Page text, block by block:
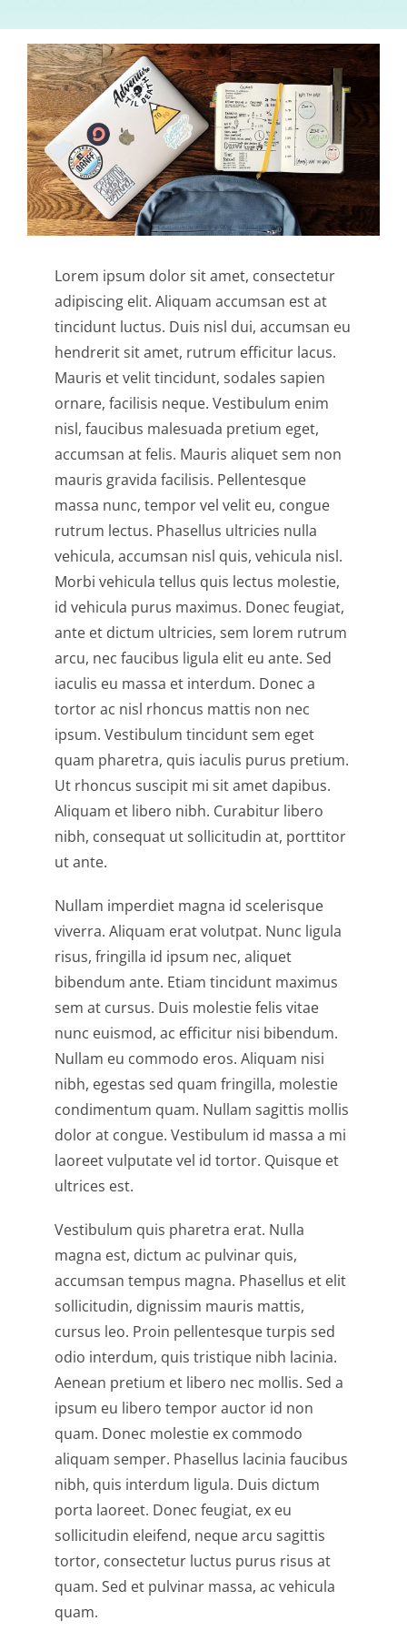
Lorem ipsum dolor sit amet, consectetur
adipiscing elit. Aliquam accumsan est at
tincidunt luctus. Duis nisl dui, accumsan eu
hendrerit sit amet, rutrum efficitur lacus.
Mauris et velit tincidunt, sodales sapien
ornare, facilisis neque. Vestibulum enim
nisl, faucibus malesuada pretium eget,
accumsan at felis. Mauris aliquet sem non
mauris gravida facilisis. Pellentesque
massa nunc, tempor vel velit eu, congue
rutrum lectus. Phasellus ultricies nulla
vehicula, accumsan nisl quis, vehicula nisl.
Morbi vehicula tellus quis lectus molestie,
id vehicula purus maximus. Donec feugiat,
ante et dictum ultricies, sem lorem rutrum
arcu, nec faucibus ligula elit eu ante. Sed
iaculis eu massa et interdum. Donec a
tortor ac nisl rhoncus mattis non nec
ipsum. Vestibulum tincidunt sem eget
quam pharetra, quis iaculis purus pretium.
Ut rhoncus suscipit mi sit amet dapibus.
Aliquam et libero nibh. Curabitur libero
nibh, consequat ut sollicitudin at, porttitor
ut ante.
Nullam imperdiet magna id scelerisque
viverra. Aliquam erat volutpat. Nunc ligula
risus, fringilla id ipsum nec, aliquet
bibendum ante. Etiam tincidunt maximus
sem at cursus. Duis molestie felis vitae
nunc euismod, ac efficitur nisi bibendum.
Nullam eu commodo eros. Aliquam nisi
nibh, egestas sed quam fringilla, molestie
condimentum quam. Nullam sagittis mollis
dolor at congue. Vestibulum id massa a mi
laoreet vulputate vel id tortor. Quisque et
ultrices est.
Vestibulum quis pharetra erat. Nulla
magna est, dictum ac pulvinar quis,
accumsan tempus magna. Phasellus et elit
sollicitudin, dignissim mauris mattis,
cursus leo. Proin pellentesque turpis sed
odio interdum, quis tristique nibh lacinia.
Aenean pretium et libero nec mollis. Sed a
ipsum eu libero tempor auctor id non
quam. Donec molestie ex commodo
aliquam semper. Phasellus lacinia faucibus
nibh, quis interdum ligula. Duis dictum
porta laoreet. Donec feugiat, ex eu
sollicitudin eleifend, neque arcu sagittis
tortor, consectetur luctus purus risus at
quam. Sed et pulvinar massa, ac vehicula
quam.